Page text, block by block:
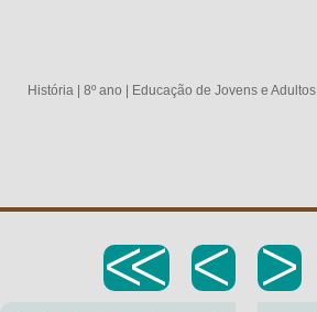
História 8º ano Educação de Jovens e Adultos
<< < >